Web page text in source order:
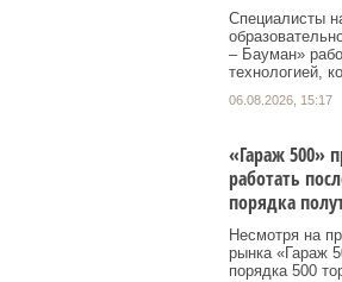
Специалисты
– Бауман»
технологией,
06.08.2026, 15:17
«Гараж 500»
работать
порядка
Несмотря на
рынка «Гараж
порядка 500